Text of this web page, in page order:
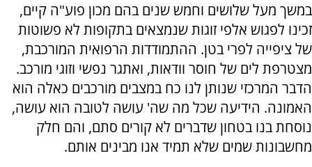
במשך מעל שלושים וחמש שנים בהם מכון פוע"ה קיים,
זכינו לפגוש אלפי זוגות שנמצאים בתקופות לא פשוטות
של ציפייה לפרי בטן. ההתמודדות הרפואית המורכבת,
מצטרפת לים של חוסר וודאות, ואתגר נפשי וזוגי מורכב.
הדבר המרכזי שנותן לנו כח במצבים מורכבים כאלה הוא
האמונה. הידיעה שכל מה שה' עושה לטובה הוא עושה,
נוסחת בנו בטחון שדברים לא קורים סתם, והם חלק
מחשבונות שמים שלא תמיד אנו מבינים אותם.